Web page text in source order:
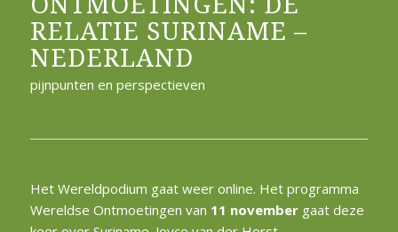
RELATIE SURINAME –
NEDERLAND
pijnpunten en perspectieven
Het Wereldpodium gaat weer online. Het programma
Wereldse Ontmoetingen van 11 novembergaat deze